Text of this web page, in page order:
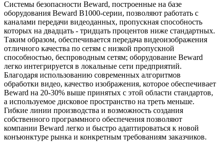
Системы безопасности Beward, построенные на базе
оборудования Beward B1000-серии, позволяют работать с
каналами передачи видеоданных, пропускная способность
которых на двадцать - тридцать процентов ниже стандартных.
Таким образом, обеспечивается передача видеоизображения
отличного качества по сетям с низкой пропускной
способностью, беспроводным сетям; оборудование Beward
легко интегрируется в локальные сети предприятий.
Благодаря использованию современных алгоритмов
обработки видео, качество изображения, которое обеспечивает
Beward на 20-30% выше принятых с этой области стандартов,
а используемое дисковое пространство на треть меньше.
Гибкие линии производства и возможность создания
собственного программного обеспечения позволяют
компании Beward легко и быстро адаптироваться к новой
конъюнктуре рынка и конкретным требованиям заказчиков.